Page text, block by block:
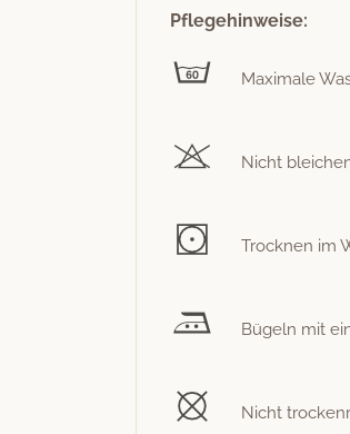
Pflegehinweise:
Max­i­male
Nicht
Trock­nen im
Bügeln mit
Nicht